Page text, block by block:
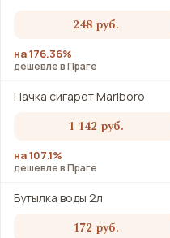
248 руб.
на 176.36%
дешевле в Праге
Пачка сигарет Marlboro
1 142 руб.
на 107.1%
дешевле в Праге
Бутылка воды 2л
172 руб.